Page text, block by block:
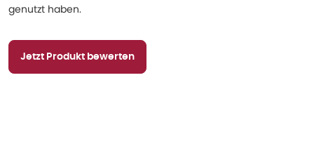
genutzt haben.
Jetzt Produkt bewerten